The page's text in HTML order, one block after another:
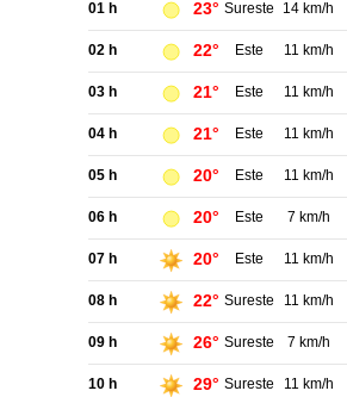
01 h 23° Sureste 14 km/h
02 h 22° Este 11 km/h
03 h 21° Este 11 km/h
04 h 21° Este 11 km/h
05 h 20° Este 11 km/h
06 h 20° Este 7 km/h
07 h 20° Este 11 km/h
08 h 22° Sureste 11 km/h
09 h 26° Sureste 7 km/h
10 h 29° Sureste 11 km/h